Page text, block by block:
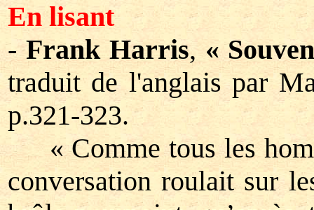
En lisant
-Frank Harris, «
traduit de l'anglais par
p.321-323.
« Comme tous les
conversation roulait sur